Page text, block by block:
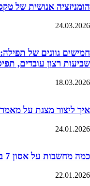
הומניזציה אנושית של
24.03.2026
חמישים גוונים של
שביעות רצון עובדים,
18.03.2026
איך ליצור מצגת על
24.01.2026
כמה מחשבות על אסון 7 באוקטובר בפרספקטיבה היסטורית
22.01.2026